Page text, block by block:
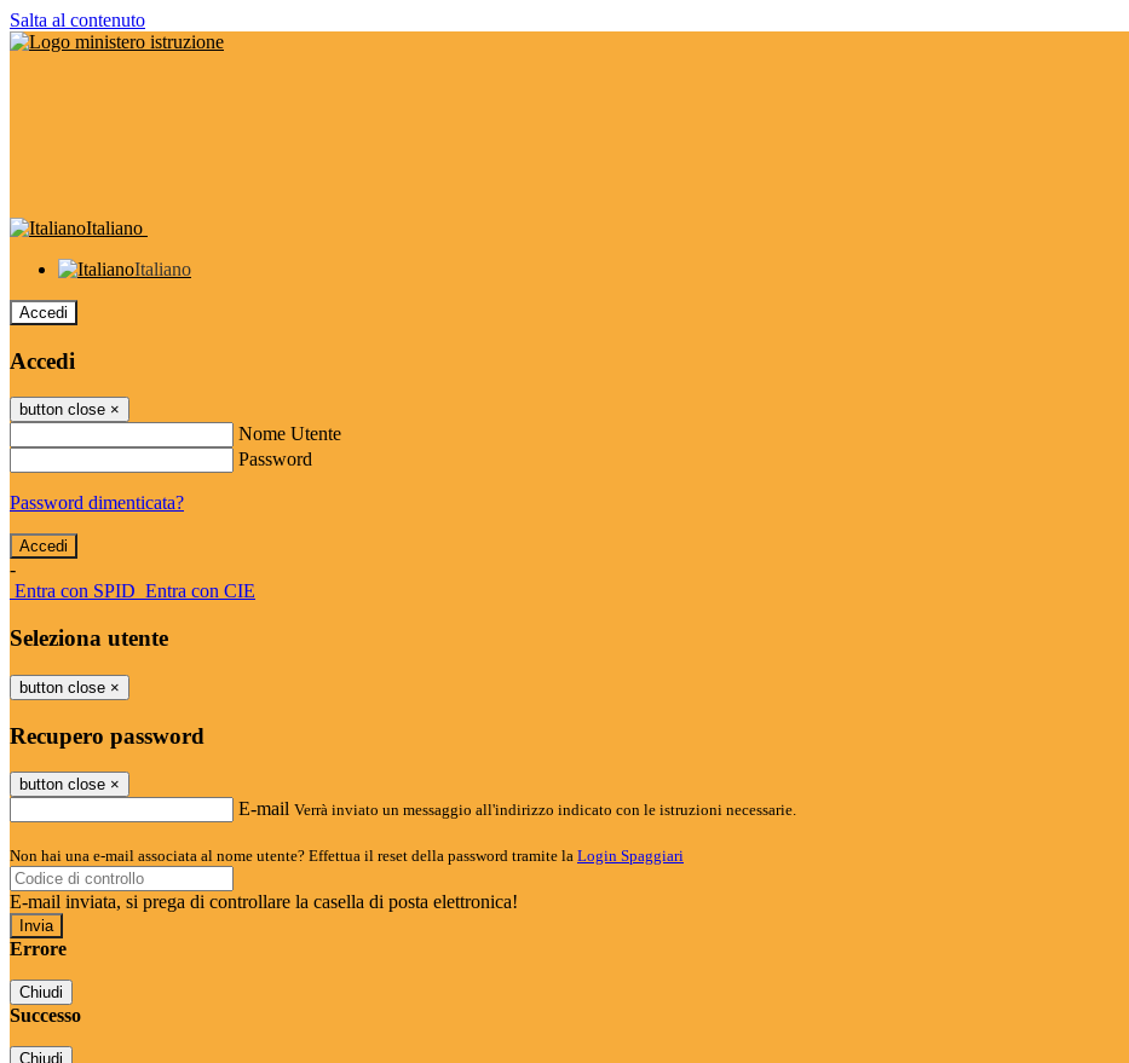
Salta al contenuto
Italiano
Italiano
Accedi
Accedi
button close ×
Nome Utente
Password
Password dimenticata?
-
Entra con SPID Entra con CIE
Seleziona utente
button close ×
Recupero password
button close ×
E-mail Verrà inviato un messaggio all'indirizzo indicato con le istruzioni necessarie.
Non hai una e-mail associata al nome utente? Effettua il reset della password tramite la Login Spaggiari
E-mail inviata, si prega di controllare la casella di posta elettronica!
Errore
Chiudi
Successo
Chiudi